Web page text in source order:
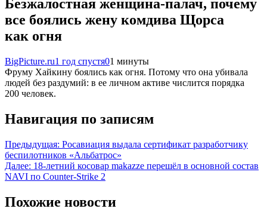
Безжалостная женщина-палач, почему
все боялись жену комдива Щорса
как огня
BigPicture.ru1 год спустя01 минуты
Фруму Хайкину боялись как огня. Потому что она убивала
людей без раздумий: в ее личном активе числится порядка
200 человек.
Навигация по записям
Предыдущая: Росавиация выдала сертификат разработчику
беспилотников «Альбатрос»
Далее: 18-летний косовар makazze перешёл в основной состав
NAVI по Counter-Strike 2
Похожие новости